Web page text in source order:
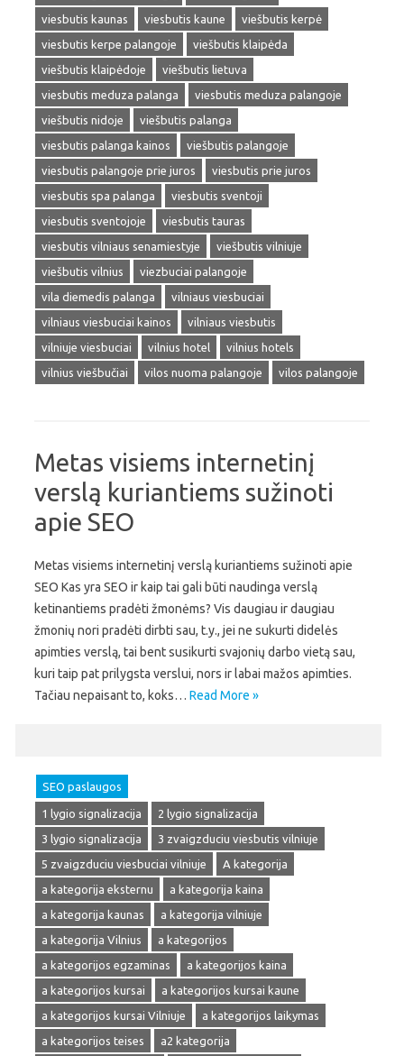
viesbutis kaunas
viesbutis kaune
viešbutis kerpė
viesbutis kerpe palangoje
viešbutis klaipėda
viešbutis klaipėdoje
viešbutis lietuva
viesbutis meduza palanga
viesbutis meduza palangoje
viešbutis nidoje
viešbutis palanga
viesbutis palanga kainos
viešbutis palangoje
viesbutis palangoje prie juros
viesbutis prie juros
viesbutis spa palanga
viesbutis sventoji
viesbutis sventojoje
viesbutis tauras
viesbutis vilniaus senamiestyje
viešbutis vilniuje
viešbutis vilnius
viezbuciai palangoje
vila diemedis palanga
vilniaus viesbuciai
vilniaus viesbuciai kainos
vilniaus viesbutis
vilniuje viesbuciai
vilnius hotel
vilnius hotels
vilnius viešbučiai
vilos nuoma palangoje vilos palangoje
Metas visiems internetinį
verslą kuriantiems sužinoti
apie SEO
Metas visiems internetinį verslą kuriantiems sužinoti apie
SEO Kas yra SEO ir kaip tai gali būti naudinga verslą
ketinantiems pradėti žmonėms? Vis daugiau ir daugiau
žmonių nori pradėti dirbti sau, t.y., jei ne sukurti didelės
apimties verslą, tai bent susikurti svajonių darbo vietą sau,
kuri taip pat prilygsta verslui, nors ir labai mažos apimties.
Tačiau nepaisant to, koks… Read More »
SEO paslaugos
1 lygio signalizacija
2 lygio signalizacija
3 lygio signalizacija
3 zvaigzduciu viesbutis vilniuje
5 zvaigzduciu viesbuciai vilniuje
A kategorija
a kategorija eksternu
a kategorija kaina
a kategorija kaunas
a kategorija vilniuje
a kategorija Vilnius
a kategorijos
a kategorijos egzaminas
a kategorijos kaina
a kategorijos kursai
a kategorijos kursai kaune
a kategorijos kursai Vilniuje
a kategorijos laikymas
a kategorijos teises
a2 kategorija